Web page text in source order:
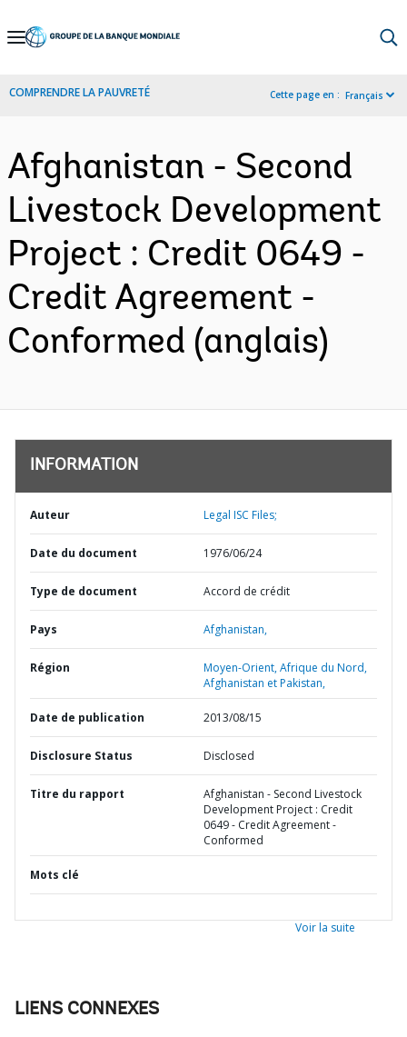
Skip
Navigation
COMPRENDRE LA PAUVRETÉ Cette page en : Français
Afghanistan - Second
Livestock Development
Project : Credit 0649 -
Credit Agreement -
Conformed (anglais)
INFORMATION
Auteur Legal ISC Files;
Date du document 1976/06/24
Type de document Accord de crédit
Pays Afghanistan,
Région
Moyen-Orient, Afrique du Nord,
Afghanistan et Pakistan,
Date de publication 2013/08/15
Disclosure Status Disclosed
Titre du rapport
Afghanistan - Second Livestock
Development Project : Credit
0649 - Credit Agreement -
Conformed
Mots clé
Voir la suite
LIENS CONNEXES